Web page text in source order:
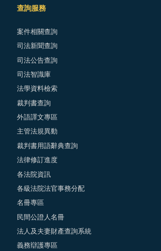
查詢服務
案件相關查詢
司法新聞查詢
司法公告查詢
司法智識庫
法學資料檢索
裁判書查詢
外語譯文專區
主管法規異動
裁判書用語辭典查詢
法律修訂進度
各法院資訊
各級法院法官事務分配
名冊專區
民間公證人名冊
法人及夫妻財產查詢系統
義務辯護專區